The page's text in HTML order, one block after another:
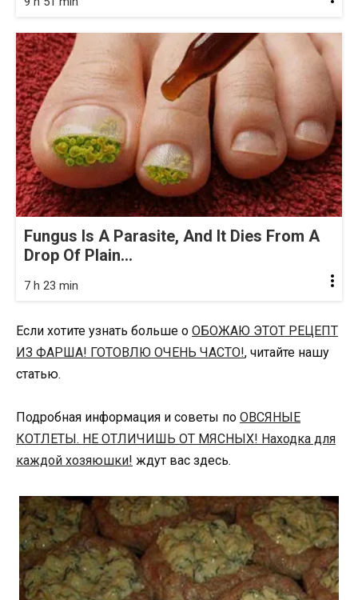
Fungus Is A Parasite, And It Dies From A
Drop Of Plain...
7 h 23 min
Если хотите узнать больше о ОБОЖАЮ ЭТОТ РЕЦЕПТ
ИЗ ФАРША! ГОТОВЛЮ ОЧЕНЬ ЧАСТО!, читайте нашу
статью.
Подробная информация и советы по ОВСЯНЫЕ
КОТЛЕТЫ. НЕ ОТЛИЧИШЬ ОТ МЯСНЫХ! Находка для
каждой хозяюшки! ждут вас здесь.